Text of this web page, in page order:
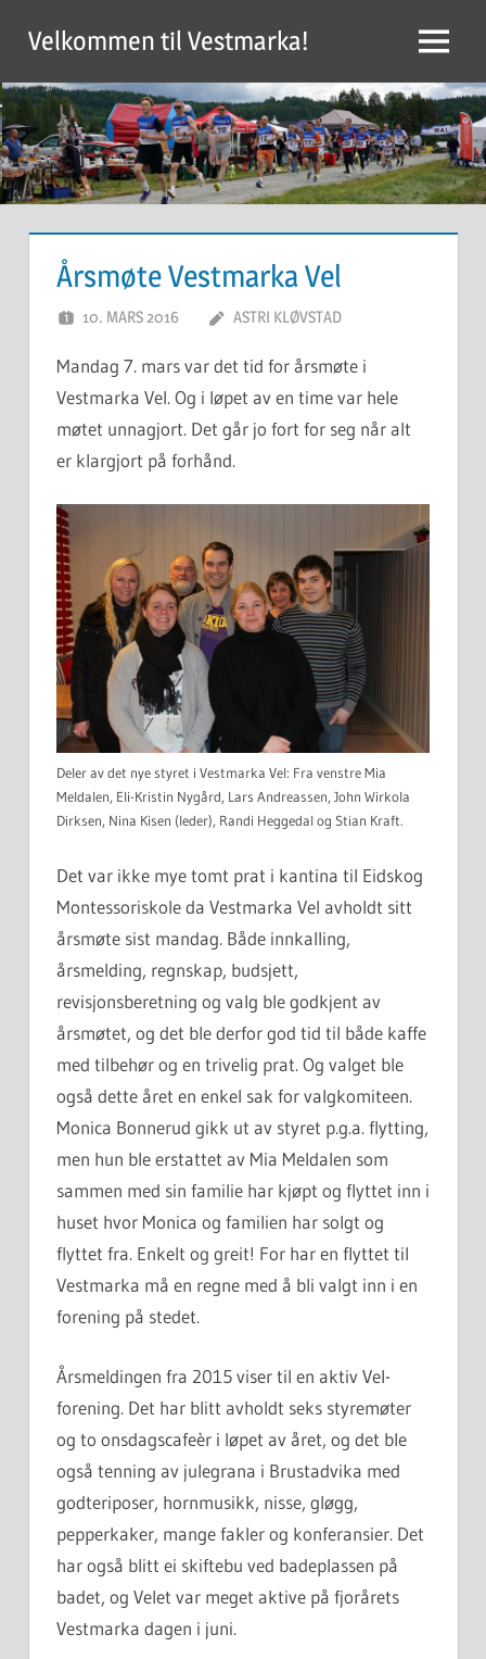
content
Velkommen til Vestmarka! Menu
Årsmøte Vestmarka Vel
10. MARS 2016 ASTRI KLØVSTAD
Mandag 7. mars var det tid for årsmøte i
Vestmarka Vel. Og i løpet av en time var hele
møtet unnagjort. Det går jo fort for seg når alt
er klargjort på forhånd.
Deler av det nye styret i Vestmarka Vel: Fra venstre Mia
Meldalen, Eli-Kristin Nygård, Lars Andreassen, John Wirkola
Dirksen, Nina Kisen (leder), Randi Heggedal og Stian Kraft.
Det var ikke mye tomt prat i kantina til Eidskog
Montessoriskole da Vestmarka Vel avholdt sitt
årsmøte sist mandag. Både innkalling,
årsmelding, regnskap, budsjett,
revisjonsberetning og valg ble godkjent av
årsmøtet, og det ble derfor god tid til både kaffe
med tilbehør og en trivelig prat.Og valget ble
også dette året en enkel sak for valgkomiteen.
Monica Bonnerud gikk ut av styret p.g.a. flytting,
men hun ble erstattet av Mia Meldalen som
sammen med sin familie har kjøpt og flyttet inn i
huset hvor Monica og familien har solgt og
flyttet fra. Enkelt og greit! For har en flyttet til
Vestmarka må en regne med å bli valgt inn i en
forening på stedet.
Årsmeldingen fra 2015 viser til en aktiv Vel-
forening. Det har blitt avholdt seks styremøter
og to onsdagscafeèr i løpet av året, og det ble
også tenning av julegrana i Brustadvika med
godteriposer, hornmusikk, nisse, gløgg,
pepperkaker, mange fakler og konferansier. Det
har også blitt ei skiftebu ved badeplassen på
badet, og Velet var meget aktive på fjorårets
Vestmarka dagen i juni.